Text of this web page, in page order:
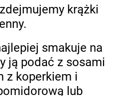
krążki
smakuje na
ją podać z sosami
z koperkiem i
lub